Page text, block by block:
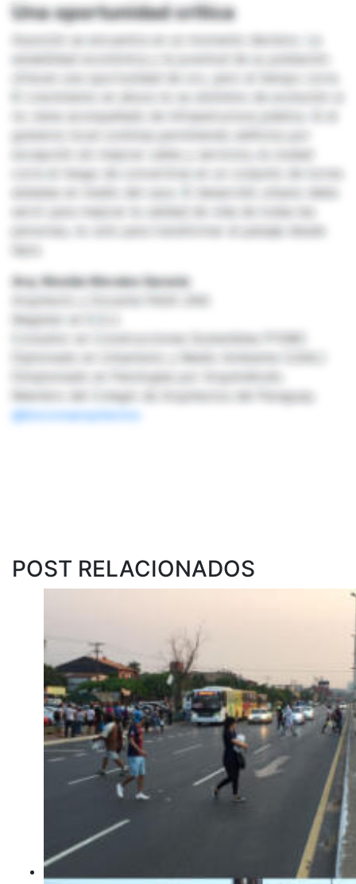
Una oportunidad crítica
Asunción se encuentra en un momento decisivo. La
estabilidad económica y la juventud de su población
ofrecen una oportunidad de oro, pero el tiempo corre.
El crecimiento en altura no es sinónimo de evolución si
no viene acompañado de infraestructura pública. Si el
gobierno local continúa permitiendo edificios por
excepción sin mejorar calles y servicios, la ciudad
corre el riesgo de convertirse en un conjunto de torres
aisladas en medio del caos. El desarrollo urbano debe
servir para mejorar la calidad de vida de todas las
personas, no solo para transformar el paisaje desde
lejos.
Arq. Nicolás Morales Saravia
Arquitecto y Docente FADA UNA
Magister en E.S.U.
Consultor en Construcciones Sostenibles PYGBC
Diplomado en Urbanismo y Medio Ambiente (USAL)
Dimplomado en Patologías por Arquimétodo.
Miembro del Colegio de Arquitectos del Paraguay.
@bioconsarquitectos
POST RELACIONADOS